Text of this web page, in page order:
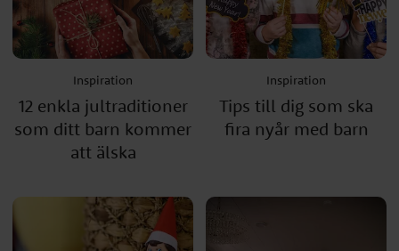
Inspiration
12 enkla jultraditioner
som ditt barn kommer
att älska
Inspiration
Tips till dig som ska
fira nyår med barn